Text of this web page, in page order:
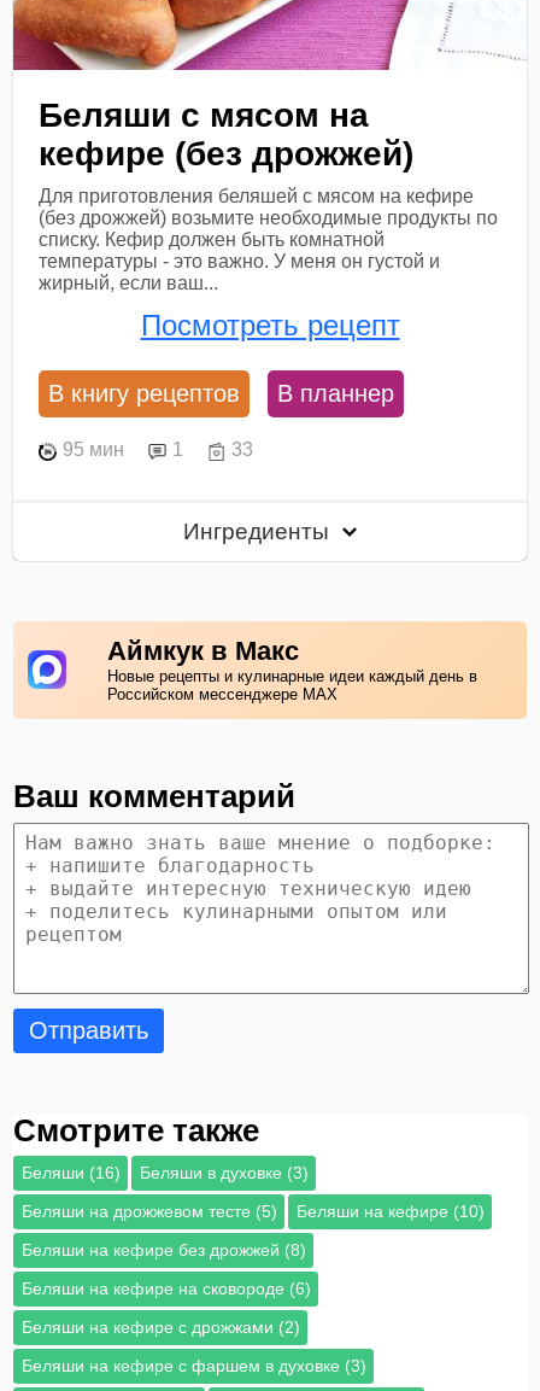
Беляши с мясом на
кефире (без дрожжей)
Для приготовления беляшей с мясом на кефире
(без дрожжей) возьмите необходимые продукты по
списку. Кефир должен быть комнатной
температуры - это важно. У меня он густой и
жирный, если ваш...
Посмотреть рецепт
В книгу рецептов В планнер
95 мин 1 33
Ингредиенты
Аймкук в Макс
Новые рецепты и кулинарные идеи каждый день в
Российском мессенджере MAX
Ваш комментарий
Отправить
Смотрите также
Беляши (16)
Беляши в духовке (3)
Беляши на дрожжевом тесте (5)
Беляши на кефире (10)
Беляши на кефире без дрожжей (8)
Беляши на кефире на сковороде (6)
Беляши на кефире с дрожжами (2)
Беляши на кефире с фаршем в духовке (3)